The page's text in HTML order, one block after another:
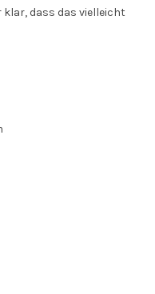
klar, dass das vielleicht